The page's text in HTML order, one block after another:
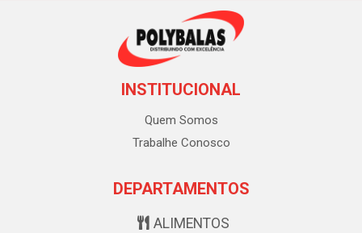
INSTITUCIONAL
Quem Somos
Trabalhe Conosco
DEPARTAMENTOS
ALIMENTOS